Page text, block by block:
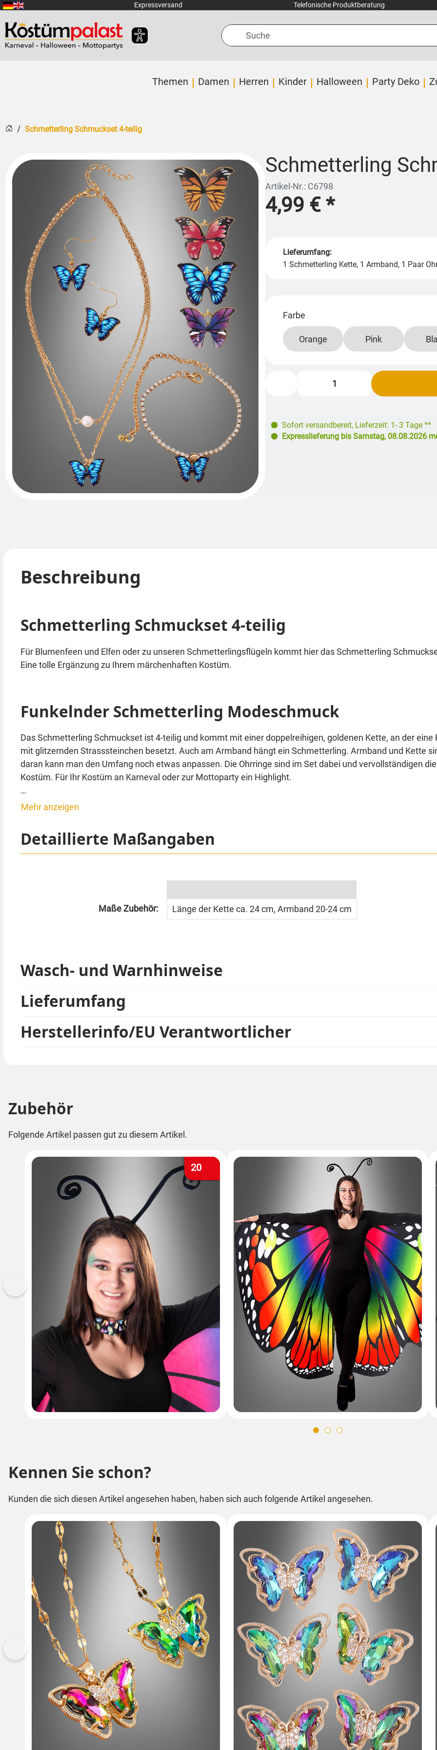
Zum Hauptinhalt springen Expressversand Telefonische Produktberatung
Suche
Themen Damen Herren Kinder Halloween Party Deko
Startseite
Schmetterling Schmuckset 4-teilig
Schmetterling
Artikel-Nr.: C6798
4,99 €*
Lieferumfang:
1 Schmetterling Kette, 1 Armband, 1 Paar
Farbe
Orange Pink
Sofort versandbereit, Lieferzeit: 1- 3 Tage **
Expresslieferung bis Samstag, 08.08.2026
Beschreibung
Schmetterling Schmuckset 4-teilig
Für Blumenfeen und Elfen oder zu unseren Schmetterlingsflügeln kommt hier das Schmetterling
Eine tolle Ergänzung zu Ihrem märchenhaften Kostüm.
Funkelnder Schmetterling Modeschmuck
Das Schmetterling Schmuckset ist 4-teilig und kommt mit einer doppelreihigen, goldenen Kette, an der
mit glitzernden Strasssteinchen besetzt. Auch am Armband hängt ein Schmetterling. Armband und Kette
daran kann man den Umfang noch etwas anpassen. Die Ohrringe sind im Set dabei und vervollständigen
Kostüm. Für Ihr Kostüm an Karneval oder zur Mottoparty ein Highlight.
Die Ohrringe sind mit Haken ausgestattet, für die Sie durchstochene Ohrläppchen benötigen. Da es sich
Dieses Schmetterling Schmuckset ist natürlich auch alltagstauglich und ein toller Modeschmuck für
In unserem Sortiment finden Sie die schönsten Schmetterlingsflügel, die beidseitig bedruckt sind.
Mehr anzeigen
Detaillierte Maßangaben
Maße Zubehör: Länge der Kette ca. 24 cm, Armband 20-24 cm
Wasch- und Warnhinweise
Lieferumfang
Herstellerinfo/EU Verantwortlicher
Zubehör
Folgende Artikel passen gut zu diesem Artikel.
20
Vorherige
Kennen Sie schon?
Kunden die sich diesen Artikel angesehen haben, haben sich auch folgende Artikel angesehen.
Vorherige